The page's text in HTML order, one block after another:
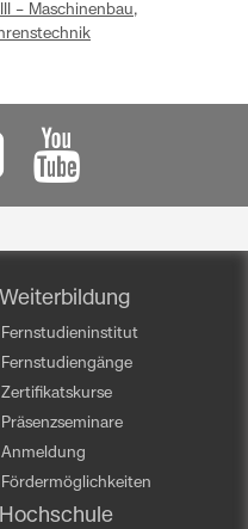
– Maschinenbau,
Weiterbildung
Fernstudieninstitut
Fernstudiengänge
Zertifikatskurse
Präsenzseminare
Anmeldung
Fördermöglichkeiten
Hochschule